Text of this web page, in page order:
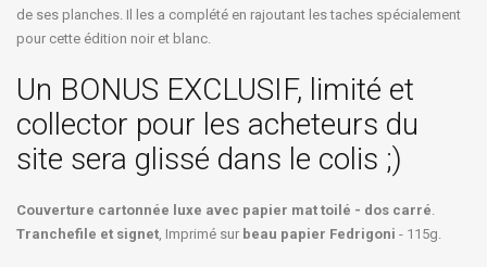
de ses planches. Il les a complété en rajoutant les taches spécialement
pour cette édition noir et blanc.
Un BONUS EXCLUSIF, limité et
collector pour les acheteurs du
site sera glissé dans le colis ;)
Couverture cartonnée luxe avec papier mat toilé - dos carré
Tranchefile et signet , Imprimé sur beau papier Fedrigoni - 115g.